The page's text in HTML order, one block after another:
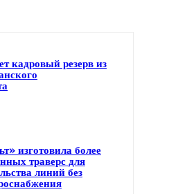
кадровый резерв из
изготовила более
траверс для
линий без